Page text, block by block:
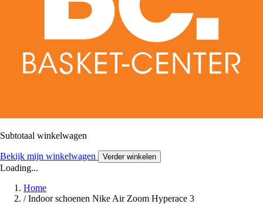
Subtotaal winkelwagen
Bekijk mijn winkelwagen Verder winkelen
Loading...
Home
/ Indoor schoenen Nike Air Zoom Hyperace 3